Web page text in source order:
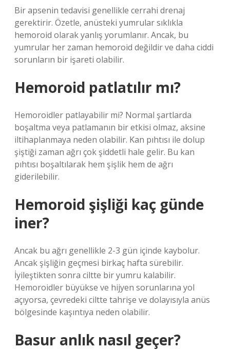
Bir apsenin tedavisi genellikle cerrahi drenaj
gerektirir. Özetle, anüsteki yumrular sıklıkla
hemoroid olarak yanlış yorumlanır. Ancak, bu
yumrular her zaman hemoroid değildir ve daha ciddi
sorunların bir işareti olabilir.
Hemoroid patlatılır mı?
Hemoroidler patlayabilir mi? Normal şartlarda
boşaltma veya patlamanın bir etkisi olmaz, aksine
iltihaplanmaya neden olabilir. Kan pıhtısı ile dolup
şiştiği zaman ağrı çok şiddetli hale gelir. Bu kan
pıhtısı boşaltılarak hem şişlik hem de ağrı
giderilebilir.
Hemoroid şişliği kaç günde
iner?
Ancak bu ağrı genellikle 2-3 gün içinde kaybolur.
Ancak şişliğin geçmesi birkaç hafta sürebilir.
İyileştikten sonra ciltte bir yumru kalabilir.
Hemoroidler büyükse ve hijyen sorunlarına yol
açıyorsa, çevredeki ciltte tahrişe ve dolayısıyla anüs
bölgesinde kaşıntıya neden olabilir.
Basur anlık nasıl geçer?